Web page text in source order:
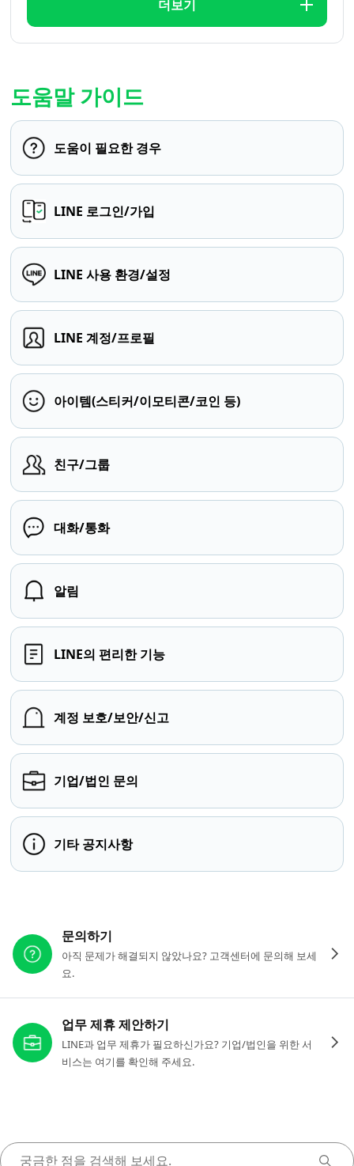
더보기
도움말 가이드
도움이 필요한 경우
LINE 로그인/가입
LINE 사용 환경/설정
LINE 계정/프로필
아이템(스티커/이모티콘/코인 등)
친구/그룹
대화/통화
알림
LINE의 편리한 기능
계정 보호/보안/신고
기업/법인 문의
기타 공지사항
문의하기
아직 문제가 해결되지 않았나요? 고객센터에 문의해 보세
요.
업무 제휴 제안하기
LINE과 업무 제휴가 필요하신가요? 기업/법인을 위한 서
비스는 여기를 확인해 주세요.